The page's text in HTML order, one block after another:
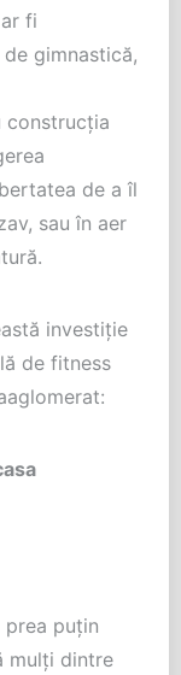
fi
gimnastică,
construcţia
de a îl
sau în aer
investiţie
de fitness
puţin
mulţi dintre